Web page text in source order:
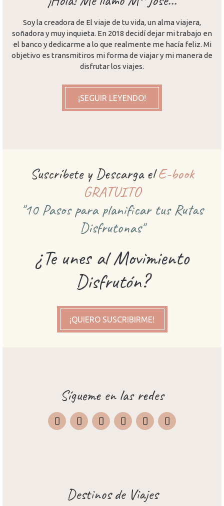
Soy la creadora de El viaje de tu vida, un alma viajera,
soñadora y muy inquieta. En 2018 decidí dejar mi trabajo en
el banco y dedicarme a lo que realmente me hacía feliz. Mi
objetivo es transmitiros mi forma de viajar y mi manera de
disfrutar los viajes.
¡SEGUIR LEYENDO!
Suscríbete y Descarga elE-book
GRATUITO
"10 Pasos para planificar tus Rutas
Disfrutonas"
¿Te unes al Movimiento
Disfrutón?
¡QUIERO SUSCRIBIRME!
Sígueme en las redes
InstagramFacebook
X Pinterest TripAdvisor
Destinos de Viajes